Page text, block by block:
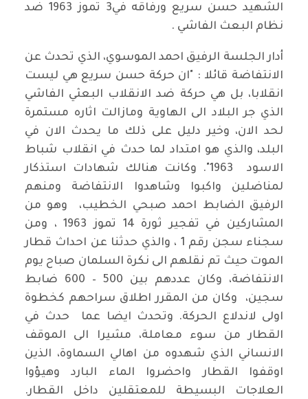
الشهيد حسن سريع ورفاقه في3 تموز 1963 ضد
نظام البعث الفاشي .
أدار الجلسة الرفيق احمد الموسوي، الذي تحدث عن
الانتفاضة قائلا : "ان حركة حسن سريع هي ليست
انقلابا، بل هي حركة ضد الانقلاب البعثي الفاشي
الذي جر البلاد الى الهاوية ومازالت اثاره مستمرة
لحد الان، وخير دليل على ذلك ما يحدث الان في
البلد، والذي هو امتداد لما حدث في انقلاب شباط
الاسود 1963". وكانت هنالك شهادات استذكار
لمناضلين واكبوا وشاهدوا الانتفاضة ومنهم
الرفيق الضابط احمد صبحي الخطيب، وهو من
المشاركين في تفجير ثورة 14 تموز 1963 ، ومن
سجناء سجن رقم 1 ، والذي حدثنا عن احداث قطار
الموت حيث تم نقلهم الى نكرة السلمان صباح يوم
الانتفاضة، وكان عددهم بين 500 – 600 ضابط
سجين، وكان من المقرر اطلاق سراحهم كخطوة
اولى لاندلاع الحركة. وتحدث ايضا عما حدث في
القطار من سوء معاملة، مشيرا الى الموقف
الانساني الذي شهدوه من اهالي السماوة، الذين
اوقفوا القطار واحضروا الماء البارد وهيؤوا
العلاجات البسيطة للمعتقلين داخل القطار.